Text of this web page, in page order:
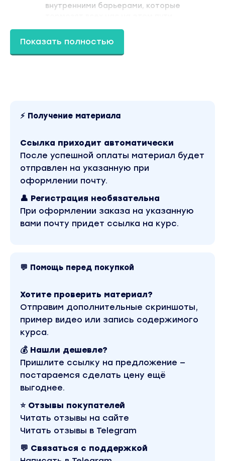
внутренними барьерами, которые
Идеальная ниша для блога – это 70%
Как выбрать нишу для экспертного и
личного блога.
Как легче и дешевле развить
лайфстайл блог.
Что делать, если вы не знаете о чем
писать.
Кому нужно заводить новый аккаунт
А кому можно продолжать вести уже
существующий.
с 0?
Чистка ботов. Инструкция.
Лимиты в Инстаграм.
Урок 4
Шапка профиля и актуальные сториз
Шапка, которая приводит новых
подписчиков.
Урок 5
Показать полностью
⚡ Получение материала
Ссылка приходит автоматически
После успешной оплаты материал будет
отправлен на указанную при
оформлении почту.
👤 Регистрация необязательна
При оформлении заказа на указанную
вами почту придет ссылка на курс.
💬 Помощь перед покупкой
Хотите проверить материал?
Отправим дополнительные скриншоты,
пример видео или запись содержимого
курса.
💰 Нашли дешевле?
Пришлите ссылку на предложение —
постараемся сделать цену ещё
выгоднее.
⭐ Отзывы покупателей
Читать отзывы на сайте
Читать отзывы в Telegram
💬 Связаться с поддержкой